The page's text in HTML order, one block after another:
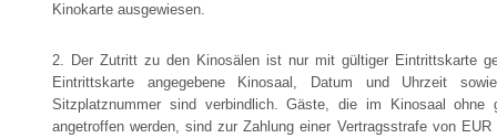
Kinokarte ausgewiesen.
2. Der Zutritt zu den Kinosälen ist nur mit gültiger Eintrittskarte
Eintrittskarte angegebene Kinosaal, Datum und Uhrzeit
Sitzplatznummer sind verbindlich. Gäste, die im Kinosaal ohne
angetroffen werden, sind zur Zahlung einer Vertragsstrafe von